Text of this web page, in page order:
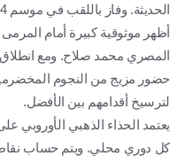
أظهر موثوقية كبيرة أمام المرمى
حضور مزيج من النجوم
لترسيخ أقدامهم بين الأفضل.
يعتمد الحذاء الذهبي الأوروبي
كل دوري محلي. ويتم حساب